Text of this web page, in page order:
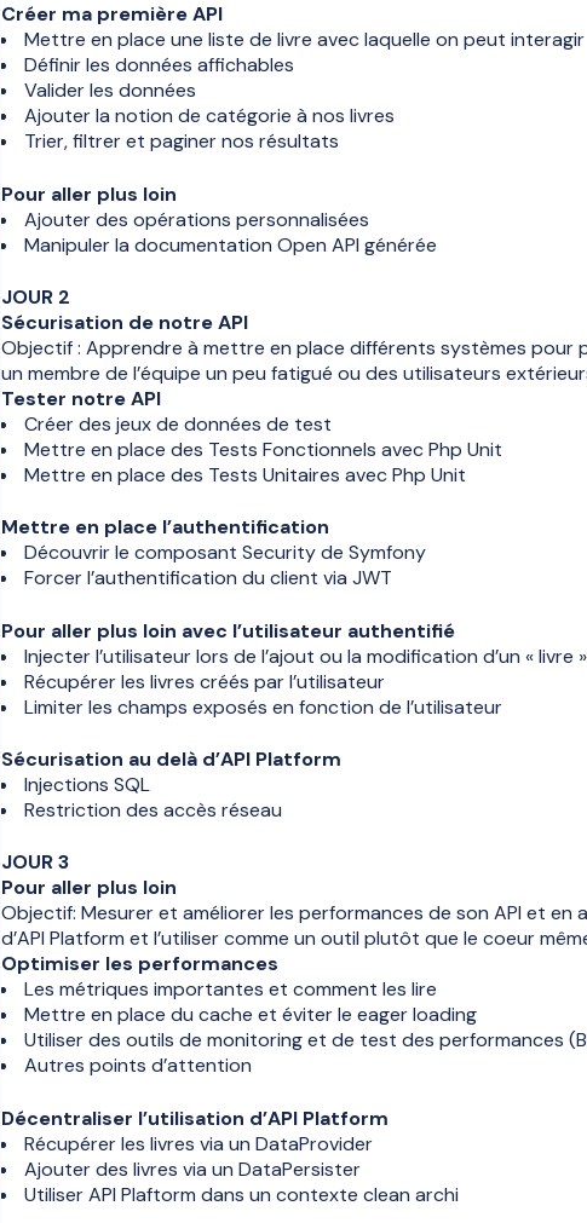
Créer ma première API
Mettre en place une liste de livre avec laquelle on peut interagir
Définir les données affichables
Valider les données
Ajouter la notion de catégorie à nos livres
Trier, filtrer et paginer nos résultats
Pour aller plus loin
Ajouter des opérations personnalisées
Manipuler la documentation Open API générée
JOUR 2
Sécurisation de notre API
Objectif : Apprendre à mettre en place différents systèmes pour
un membre de l’équipe un peu fatigué ou des utilisateurs
Tester notre API
Créer des jeux de données de test
Mettre en place des Tests Fonctionnels avec Php Unit
Mettre en place des Tests Unitaires avec Php Unit
Mettre en place l’authentification
Découvrir le composant Security de Symfony
Forcer l’authentification du client via JWT
Pour aller plus loin avec l’utilisateur authentifié
Injecter l’utilisateur lors de l’ajout ou la modification d’un « livre »
Récupérer les livres créés par l’utilisateur
Limiter les champs exposés en fonction de l’utilisateur
Sécurisation au delà d’API Platform
Injections SQL
Restriction des accès réseau
JOUR 3
Pour aller plus loin
Objectif: Mesurer et améliorer les performances de son API et en
d’API Platform et l’utiliser comme un outil plutôt que le coeur
Optimiser les performances
Les métriques importantes et comment les lire
Mettre en place du cache et éviter le eager loading
Utiliser des outils de monitoring et de test des performances
Autres points d’attention
Décentraliser l’utilisation d’API Platform
Récupérer les livres via un DataProvider
Ajouter des livres via un DataPersister
Utiliser API Plaftorm dans un contexte clean archi